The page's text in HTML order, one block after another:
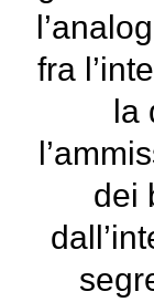
fra
la
dei